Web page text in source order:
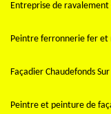
Entreprise de ravalement
Peintre ferronnerie fer et
Façadier Chaudefonds
Peintre et peinture de